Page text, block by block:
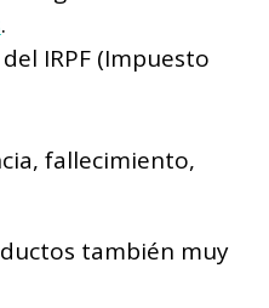
.
IRPF (Impuesto
fallecimiento,
también muy